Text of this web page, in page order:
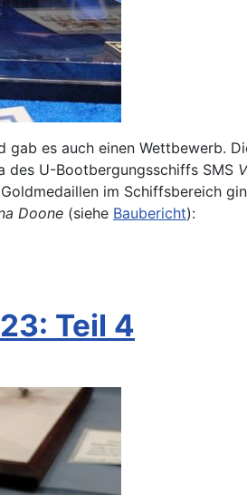
es auch einen Wettbewerb.
des U-Bootbergungsschiffs SMS
im Schiffsbereich
Doone (siehe Baubericht):
Teil 4